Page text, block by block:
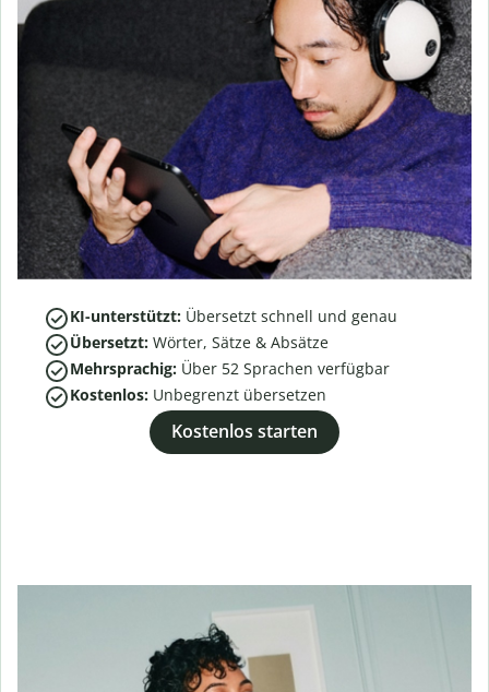
KI-unterstützt: Übersetzt schnell und genau
Übersetzt: Wörter, Sätze & Absätze
Mehrsprachig: Über 52 Sprachen verfügbar
Kostenlos: Unbegrenzt übersetzen
Kostenlos starten